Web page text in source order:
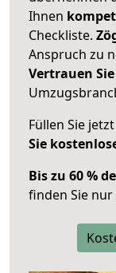
Ihnen
Checkliste.
Anspruch zu
Vertrauen
Füllen Sie
Sie
Bis zu 60 %
finden Sie nur